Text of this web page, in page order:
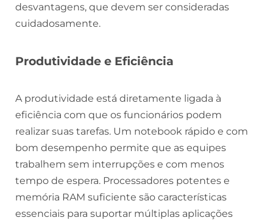
desvantagens, que devem ser consideradas
cuidadosamente.
Produtividade e Eficiência
A produtividade está diretamente ligada à
eficiência com que os funcionários podem
realizar suas tarefas. Um notebook rápido e com
bom desempenho permite que as equipes
trabalhem sem interrupções e com menos
tempo de espera. Processadores potentes e
memória RAM suficiente são características
essenciais para suportar múltiplas aplicações